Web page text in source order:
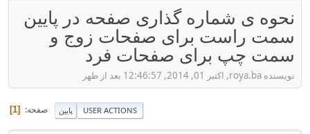
نحوه ی شماره گذاری صفحه در پایین
سمت راست برای صفحات زوج و
سمت چپ برای صفحات فرد
نویسنده roya.ba, اکتبر 01, 2014, 12:46:57 بعد از ظهر
پایین صفحه 1 USER ACTIONS